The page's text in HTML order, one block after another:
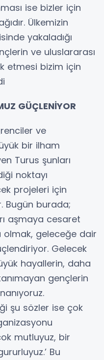
ise bizler için
Ülkemizin
yakaladığı
ve uluslararası
etmesi bizim için
GÜÇLENİYOR
ve
bir ilham
Turus şunları
noktayı
projeleri için
Bugün burada;
aşmaya cesaret
geleceğe dair
Gelecek
hayallerin, daha
gençlerin
şu sözler ise çok
mutluyuz, bir
Bu